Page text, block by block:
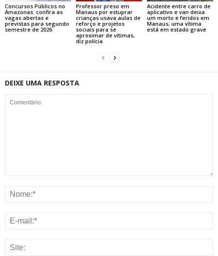
Concursos Públicos no
Amazonas: confira as
vagas abertas e
previstas para segundo
semestre de 2026
Professor preso em
Manaus por estuprar
crianças usava aulas de
reforço e projetos
sociais para se
aproximar de vítimas,
diz polícia
Acidente entre carro de
aplicativo e van deixa
um morto e feridos em
Manaus; uma vítima
está em estado grave
DEIXE UMA RESPOSTA